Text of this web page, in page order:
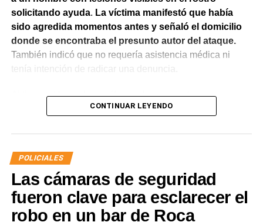
solicitando ayuda. La víctima manifestó que había
sido agredida momentos antes y señaló el domicilio
donde se encontraba el presunto autor del ataque.
También indicó que no requería asistencia médica ni
tenía intención de radicar una denuncia.
Al llegar al lugar,los uniformados encontraron a un
hombre que salió de la vivienda en estado de
agresión.Al advertir la presencia de la víctima,intentó
acercarse nuevamente con la aparente intención de
atacarla, por lo que fue interceptado por el personal
policial.
Pese a las órdenes impartidas por los efectivos,el
hombre mantuvo una actitud agresiva e intentó
CONTINUAR LEYENDO
POLICIALES
Las cámaras de seguridad
fueron clave para esclarecer el
robo en un bar de Roca